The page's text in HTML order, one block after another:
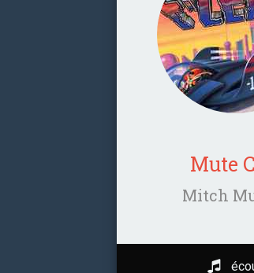
Mute
Mitch